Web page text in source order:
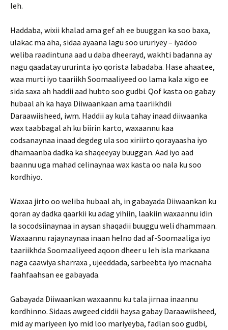
leh.
Haddaba, wixii khalad ama gef ah ee buuggan ka soo baxa,
ulakac ma aha, sidaa ayaana lagu soo ururiyey – iyadoo
weliba raadintuna aad u daba dheerayd, wakhti badanna ay
nagu qaadatay ururinta iyo qorista labadaba. Hase ahaatee,
waa murti iyo taariikh Soomaaliyeed oo lama kala xigo ee
sida saxa ah haddii aad hubto soo gudbi. Qof kasta oo gabay
hubaal ah ka haya Diiwaankaan ama taariikhdii
Daraawiisheed, iwm. Haddii ay kula tahay inaad diiwaanka
wax taabbagal ah ku biirin karto, waxaannu kaa
codsanaynaa inaad degdeg ula soo xiriirto qorayaasha iyo
dhamaanba dadka ka shaqeeyay buuggan. Aad iyo aad
baannu uga mahad celinaynaa wax kasta oo nala ku soo
kordhiyo.
Waxaa jirto oo weliba hubaal ah, in gabayada Diiwaankan ku
qoran ay dadka qaarkii ku adag yihiin, laakiin waxaannu idin
la socodsiinaynaa in aysan shaqadii buuggu weli dhammaan.
Waxaannu rajaynaynaa inaan helno dad af-Soomaaliga iyo
taariikhda Soomaaliyeed aqoon dheer u leh isla markaana
naga caawiya sharraxa , ujeeddada, sarbeebta iyo macnaha
faahfaahsan ee gabayada.
Gabayada Diiwaankan waxaannu ku tala jirnaa inaannu
kordhinno. Sidaas awgeed ciddii haysa gabay Daraawiisheed,
mid ay mariyeen iyo mid loo mariyeyba, fadlan soo gudbi,